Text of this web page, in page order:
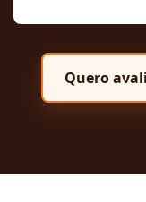
Quero